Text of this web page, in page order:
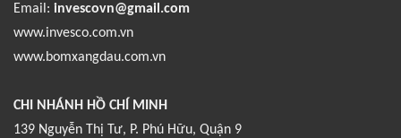
Email: invescovn@gmail.com
www.invesco.com.vn
www.bomxangdau.com.vn
CHI NHÁNH HỒ CHÍ MINH
139 Nguyễn Thị Tư, P. Phú Hữu, Quận 9